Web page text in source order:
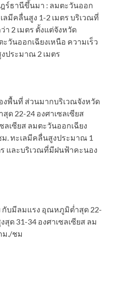
ร์ธานีขึ้นมา : ลมตะวันออก
ลมีคลื่นสูง 1-2 เมตร บริเวณที่
2 เมตร ตั้งแต่จังหวัด
วันออกเฉียงเหนือ ความเร็ว
ประมาณ 2 เมตร
งพื้นที่ ส่วนมากบริเวณจังหวัด
ด 22-24 องศาเซลเซียส
เซียส ลมตะวันออกเฉียง
ม. ทะเลมีคลื่นสูงประมาณ 1
ร และบริเวณที่มีฝนฟ้าคะนอง
บมีลมแรง อุณหภูมิต่ำสุด 22-
ด 31-34 องศาเซลเซียส ลม
ม./ชม